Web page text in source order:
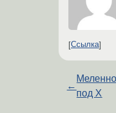
Ссылка
←
под Х